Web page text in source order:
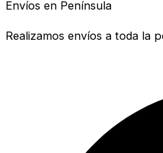
Envíos en Península
Realizamos envíos a toda la